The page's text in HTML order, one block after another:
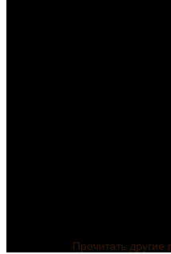
Прочитать другие